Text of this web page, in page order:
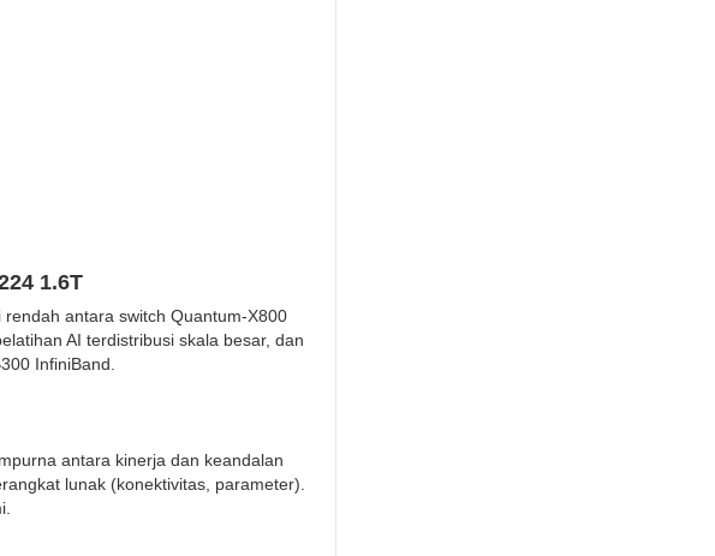
1.6T
antara switch Quantum-X800
AI terdistribusi skala besar, dan
InfiniBand.
antara kinerja dan keandalan
lunak (konektivitas, parameter).